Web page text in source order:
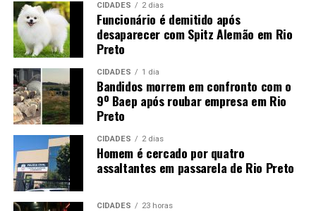
CIDADES 2 dias
Funcionário é demitido após
desaparecer com Spitz Alemão em Rio
Preto
CIDADES 1 dia
Bandidos morrem em confronto com o
9º Baep após roubar empresa em Rio
Preto
CIDADES 2 dias
Homem é cercado por quatro
assaltantes em passarela de Rio Preto
CIDADES 23 horas